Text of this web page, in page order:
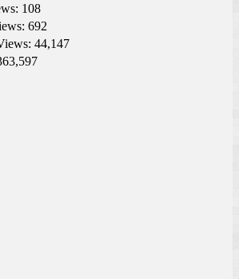
108
692
44,147